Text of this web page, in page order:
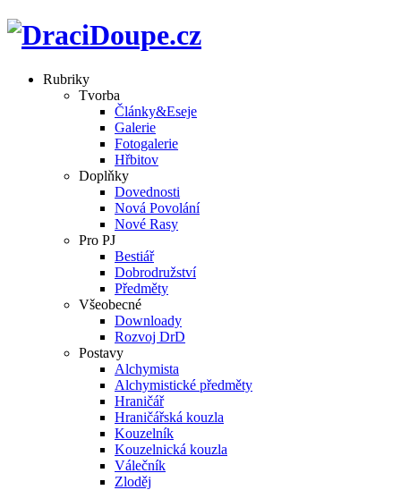
Rubriky
Tvorba
Články&Eseje
Galerie
Fotogalerie
Hřbitov
Doplňky
Dovednosti
Nová Povolání
Nové Rasy
Pro PJ
Bestiář
Dobrodružství
Předměty
Všeobecné
Downloady
Rozvoj DrD
Postavy
Alchymista
Alchymistické předměty
Hraničář
Hraničářská kouzla
Kouzelník
Kouzelnická kouzla
Válečník
Zloděj